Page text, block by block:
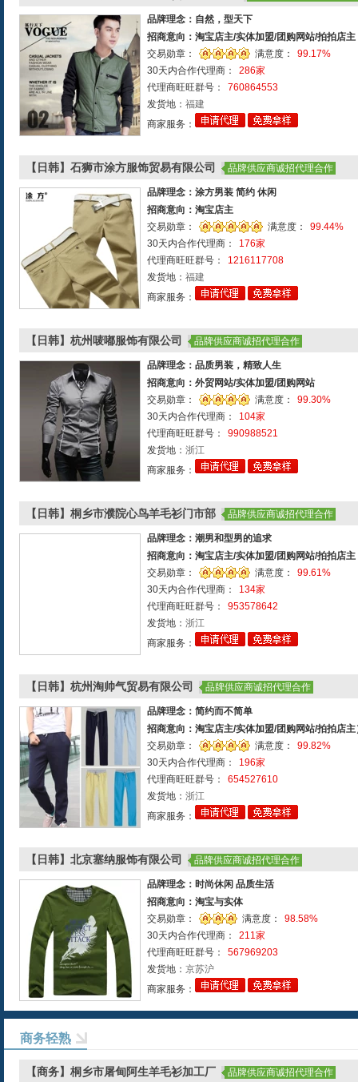
品牌理念：自然，型天下
招商意向：淘宝店主/实体加盟/团购网站/拍拍店主
选择）
交易勋章： 满意度：
99.17%
30天内合作代理商：
286家
代理商旺旺群号：
760864553
发货地： 福建
商家服务：
【日韩】石狮市涂方服饰贸易有限公司 品牌供应商诚招代理合作
品牌理念：涂方男装 简约 休闲
招商意向：淘宝店主
交易勋章：
满意度：
99.44%
30天内合作代理商：
176家
代理商旺旺群号：
1216117708
发货地： 福建
商家服务：
【日韩】杭州唛嘟服饰有限公司 品牌供应商诚招代理合作
品牌理念：品质男装，精致人生
招商意向：外贸网站/实体加盟/团购网站
交易勋章：
满意度：
99.30%
30天内合作代理商：
104家
代理商旺旺群号：
990988521
发货地： 浙江
商家服务：
【日韩】桐乡市濮院心鸟羊毛衫门市部 品牌供应商诚招代理合作
品牌理念：潮男和型男的追求
招商意向：淘宝店主/实体加盟/团购网站/拍拍店主
交易勋章：
满意度：
99.61%
30天内合作代理商：
134家
代理商旺旺群号：
953578642
发货地： 浙江
商家服务：
【日韩】杭州淘帅气贸易有限公司 品牌供应商诚招代理合作
品牌理念：简约而不简单
招商意向：淘宝店主/实体加盟/团购网站/拍拍店主
交易勋章：
满意度：
99.82%
30天内合作代理商：
196家
代理商旺旺群号：
654527610
发货地： 浙江
商家服务：
【日韩】北京塞纳服饰有限公司 品牌供应商诚招代理合作
品牌理念：时尚休闲 品质生活
招商意向：淘宝与实体
交易勋章：
满意度：
98.58%
30天内合作代理商：
211家
代理商旺旺群号：
567969203
发货地： 京苏沪
商家服务：
商务轻熟
【商务】桐乡市屠甸阿生羊毛衫加工厂 品牌供应商诚招代理合作